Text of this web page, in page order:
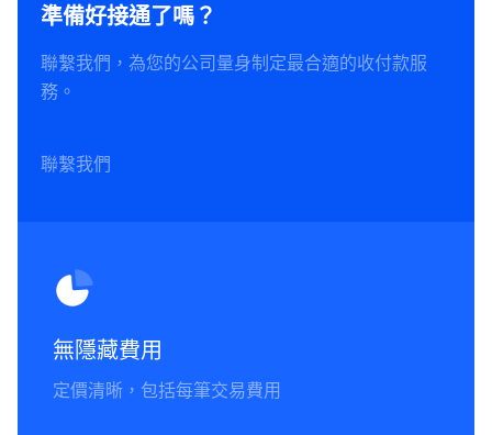
準備好接通了嗎？
聯繫我們，為您的公司量身制定最合適的收付款服
務。
聯繫我們
無隱藏費用
定價清晰，包括每筆交易費用